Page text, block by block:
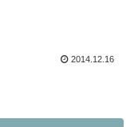
2014.12.16